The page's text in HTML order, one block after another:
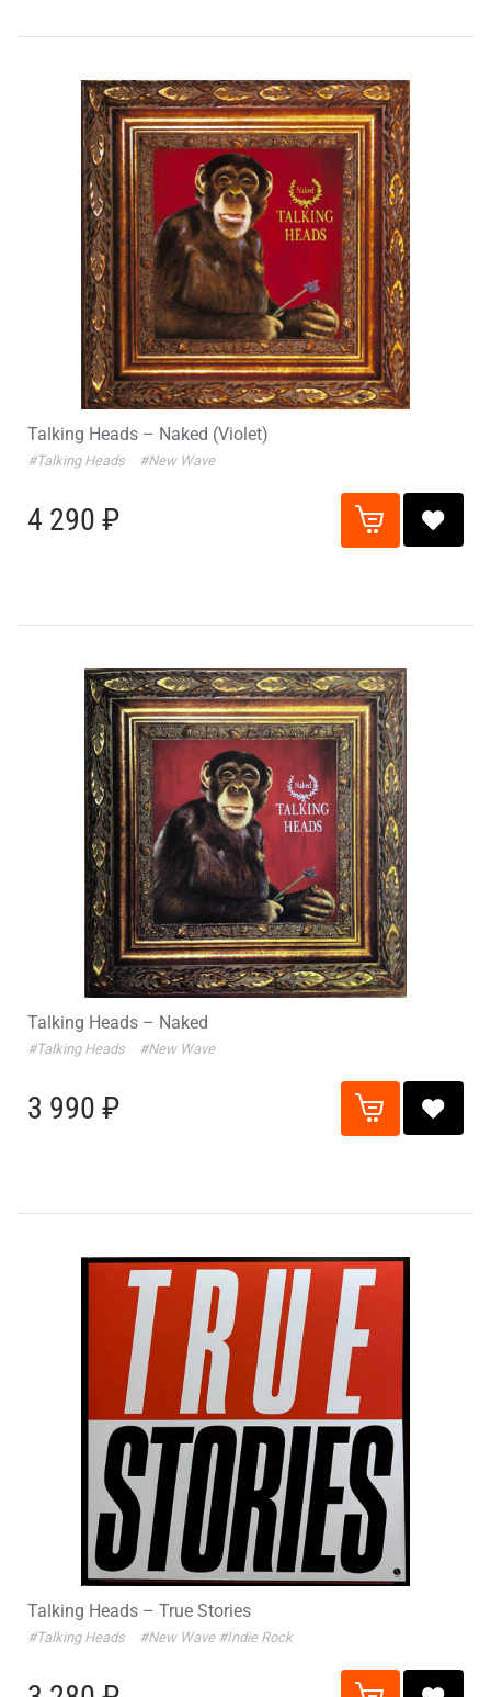
Talking Heads – Naked (Violet)
#Talking Heads #New Wave
4 290 ₽
Talking Heads – Naked
#Talking Heads #New Wave
3 990 ₽
Talking Heads – True Stories
#Talking Heads #New Wave #Indie Rock